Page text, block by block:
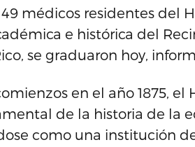
médicos residentes del
e histórica del
se graduaron hoy,
en el año 1875,
de la historia de la
como una institución